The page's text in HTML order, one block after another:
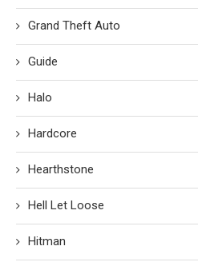
Grand Theft Auto
Guide
Halo
Hardcore
Hearthstone
Hell Let Loose
Hitman